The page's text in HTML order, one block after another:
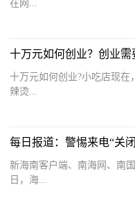
在网...
十万元如何创业？创业需
十万元如何创业?小吃店现
辣烫...
新海南客户端、南海网、南
日，海...